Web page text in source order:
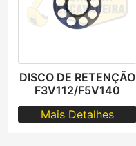
DISCO DE RETENÇÃO
F3V112/F5V140
Mais Detalhes